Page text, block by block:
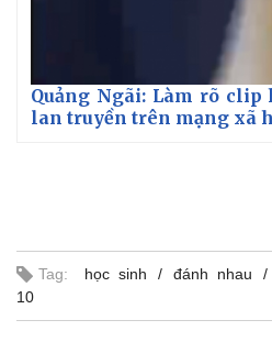
Quảng Ngãi: Làm rõ
lan truyền trên mạng xã
Tag: học sinh đánh nhau
10